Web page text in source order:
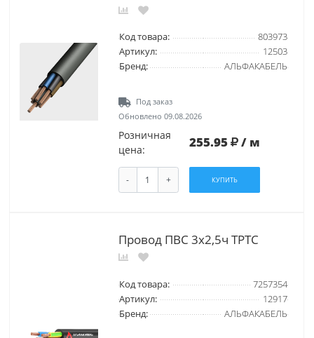
Код товара:
803973
Артикул:
12503
Бренд:
АЛЬФАКАБЕЛЬ
Под заказ
Обновлено 09.08.2026
Розничная
цена:
255.95 / м
- + КУПИТЬ
Провод ПВС 3х2,5ч ТРТС
Код товара:
7257354
Артикул:
12917
Бренд:
АЛЬФАКАБЕЛЬ